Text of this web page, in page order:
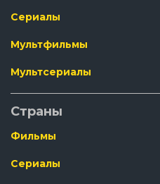
Сериалы
Мультфильмы
Мультсериалы
Страны
Фильмы
Сериалы